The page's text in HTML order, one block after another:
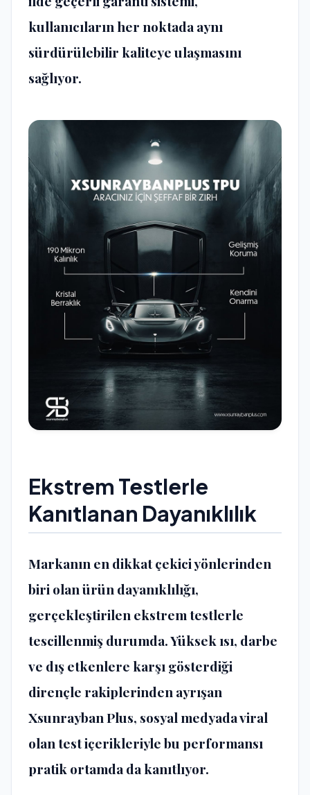
kullanıcıların her noktada aynı
sürdürülebilir kaliteye ulaşmasını
sağlıyor.
Ekstrem Testlerle
Kanıtlanan Dayanıklılık
Markanın en dikkat çekici yönlerinden
biri olan ürün dayanıklılığı,
gerçekleştirilen ekstrem testlerle
tescillenmiş durumda. Yüksek ısı, darbe
ve dış etkenlere karşı gösterdiği
dirençle rakiplerinden ayrışan
Xsunrayban Plus, sosyal medyada viral
olan test içerikleriyle bu performansı
pratik ortamda da kanıtlıyor.